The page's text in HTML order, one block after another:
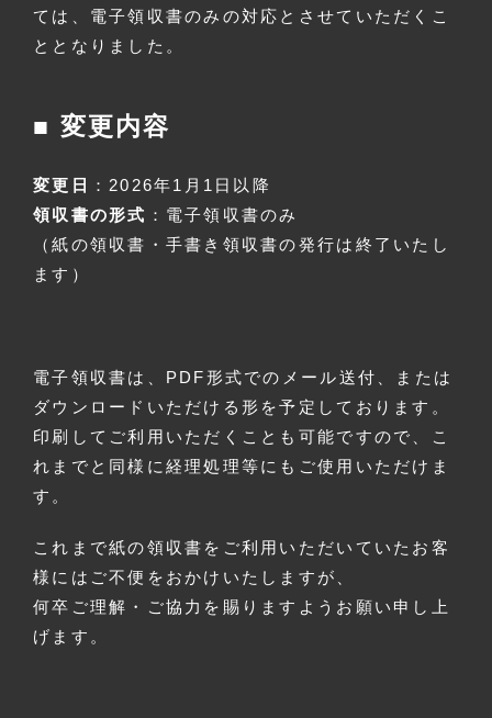
ては、電子領収書のみの対応 とさせていただくこ
ととなりました。
■ 変更内容
変更日
：2026年1月1日以降
領収書の形式 ：電子領収書のみ
（紙の領収書・手書き領収書の発行は終了いたし
ます）
電子領収書は、PDF形式でのメール送付、または
ダウンロードいただける形を予定しております。
印刷してご利用いただくことも可能ですので、こ
れまでと同様に経理処理等にもご使用いただけま
す。
これまで紙の領収書をご利用いただいていたお客
様にはご不便をおかけいたしますが、
何卒ご理解・ご協力を賜りますようお願い申し上
げます。